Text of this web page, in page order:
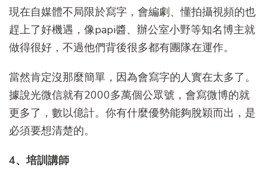
現在自媒體不局限於寫字，會編劇、懂拍攝視頻的也
趕上了好機遇，像papi醬、辦公室小野等知名博主就
做得很好，不過他們背後很多都有團隊在運作。
當然肯定沒那麼簡單，因為會寫字的人實在太多了。
據說光微信就有2000多萬個公眾號，會寫微博的就
更多了，數以億計。你有什麼優勢能夠脫穎而出，是
必須要想清楚的。
4、培訓講師